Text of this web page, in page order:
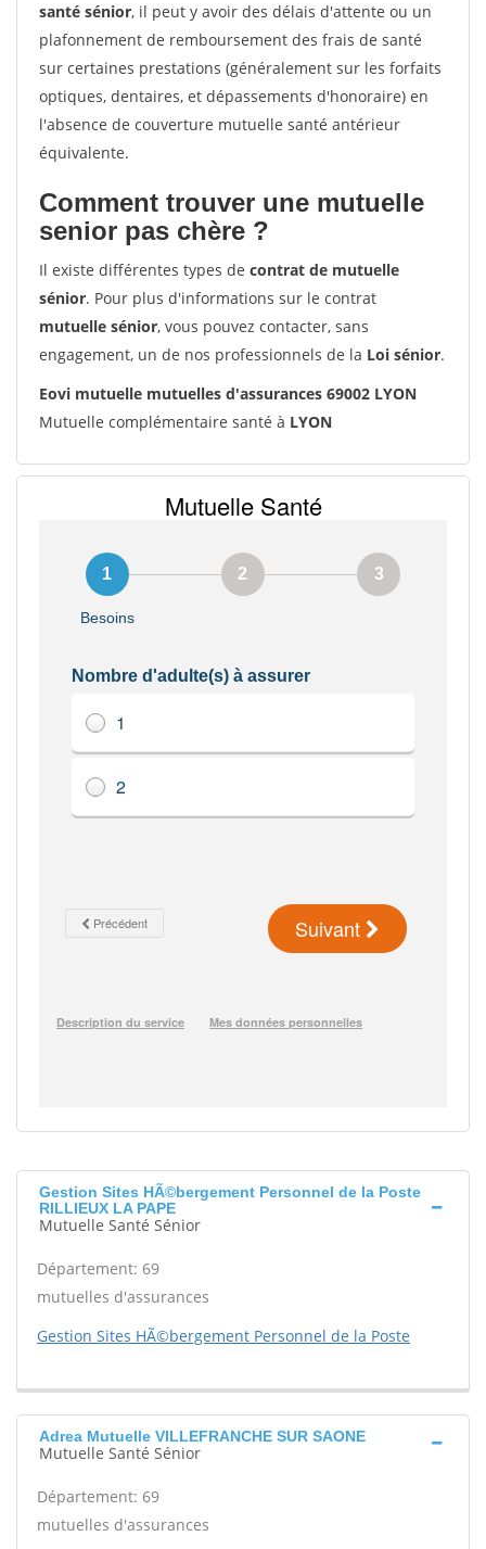
santé sénior, il peut y avoir des délais d'attente ou un
plafonnement de remboursement des frais de santé
sur certaines prestations (généralement sur les forfaits
optiques, dentaires, et dépassements d'honoraire) en
l'absence de couverture mutuelle santé antérieur
équivalente.
Comment trouver une mutuelle
senior pas chère ?
Il existe différentes types de contrat de mutuelle
sénior. Pour plus d'informations sur le contrat
mutuelle sénior, vous pouvez contacter, sans
engagement, un de nos professionnels de la Loi sénior.
Eovi mutuelle mutuelles d'assurances 69002 LYON
Mutuelle complémentaire santé à LYON
Gestion Sites HÃ©bergement Personnel de la Poste
RILLIEUX LA PAPE
Mutuelle Santé Sénior
Département: 69
mutuelles d'assurances
Gestion Sites HÃ©bergement Personnel de la Poste
Adrea Mutuelle VILLEFRANCHE SUR SAONE
Mutuelle Santé Sénior
Département: 69
mutuelles d'assurances